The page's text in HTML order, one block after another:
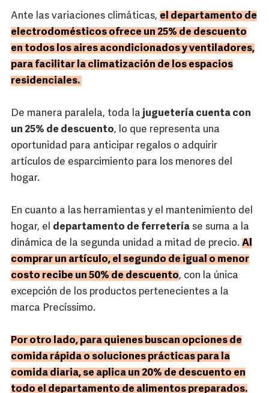
Ante las variaciones climáticas, el departamento de
electrodomésticos ofrece un 25% de descuento
en todos los aires acondicionados y ventiladores,
para facilitar la climatización de los espacios
residenciales.
De manera paralela, toda la juguetería cuenta con
un 25% de descuento, lo que representa una
oportunidad para anticipar regalos o adquirir
artículos de esparcimiento para los menores del
hogar.
En cuanto a las herramientas y el mantenimiento del
hogar, el departamento de ferretería se suma a la
dinámica de la segunda unidad a mitad de precio. Al
comprar un artículo, el segundo de igual o menor
costo recibe un 50% de descuento, con la única
excepción de los productos pertenecientes a la
marca Precíssimo.
Por otro lado, para quienes buscan opciones de
comida rápida o soluciones prácticas para la
comida diaria, se aplica un 20% de descuento en
todo el departamento de alimentos preparados.